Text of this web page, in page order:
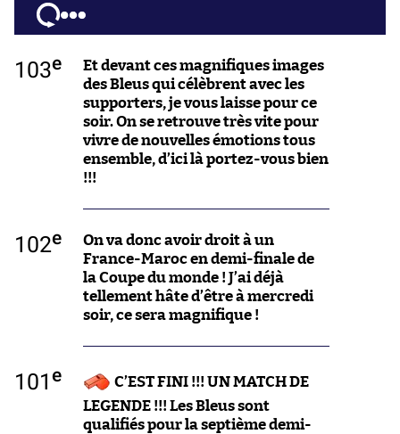
103e
Et devant ces magnifiques images
des Bleus qui célèbrent avec les
supporters, je vous laisse pour ce
soir. On se retrouve très vite pour
vivre de nouvelles émotions tous
ensemble, d’ici là portez-vous bien
!!!
102e
On va donc avoir droit à un
France-Maroc en demi-finale de
la Coupe du monde ! J’ai déjà
tellement hâte d’être à mercredi
soir, ce sera magnifique !
101 e
C’EST FINI !!! UN MATCH DE
LEGENDE !!! Les Bleus sont
qualifiés pour la septième demi-